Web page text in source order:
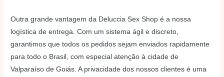
Outra grande vantagem da Deluccia Sex Shop é a nossa
logística de entrega. Com um sistema ágil e discreto,
garantimos que todos os pedidos sejam enviados rapidamente
para todo o Brasil, com especial atenção à cidade de
Valparaíso de Goiás. A privacidade dos nossos clientes é uma